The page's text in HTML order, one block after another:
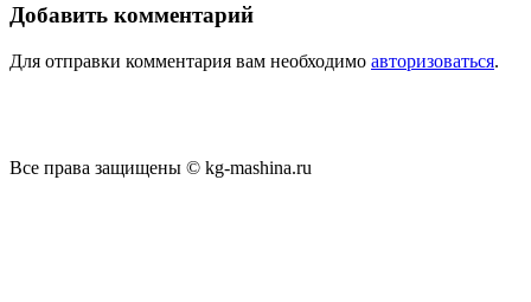
Добавить комментарий
Для отправки комментария вам необходимо авторизоваться.
Все права защищены © kg-mashina.ru